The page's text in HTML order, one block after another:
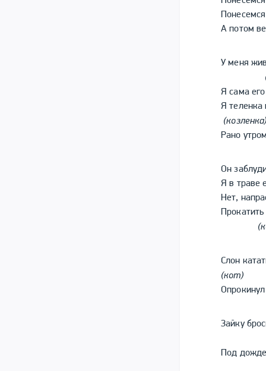
А потом
У меня
Я сама его
Я теленка
Рано
Он
Я в траве
Нет,
Слон
(кот)
Опрокинул
Зайку
Под